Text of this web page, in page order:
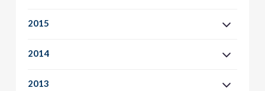
2015
2014
2013